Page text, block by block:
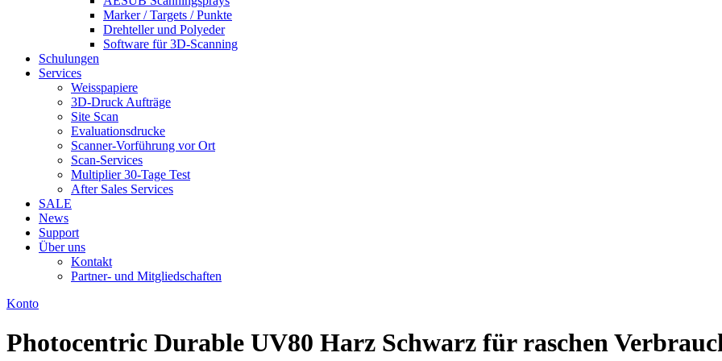
Marker / Targets / Punkte
Drehteller und Polyeder
Software für 3D-Scanning
Schulungen
Services
Weisspapiere
3D-Druck Aufträge
Site Scan
Evaluationsdrucke
Scanner-Vorführung vor Ort
Scan-Services
Multiplier 30-Tage Test
After Sales Services
SALE
News
Support
Über uns
Kontakt
Partner- und Mitgliedschaften
Konto
Photocentric Durable UV80 Harz Schwarz für raschen